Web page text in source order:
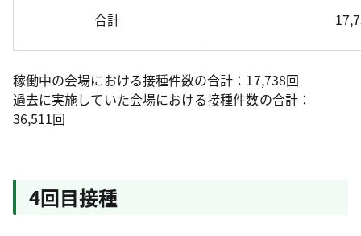
合計
稼働中の会場における接種件数の合計：17,738回
過去に実施していた会場における接種件数の合計：
36,511回
4回目接種